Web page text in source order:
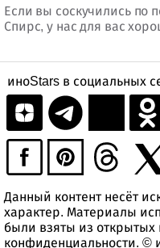
живота.
Если вы соскучились по
Спирс, у нас для вас
иноStars в социальных
Данный контент несёт
характер. Материалы
были взяты из открытых
конфиденциальности. ©